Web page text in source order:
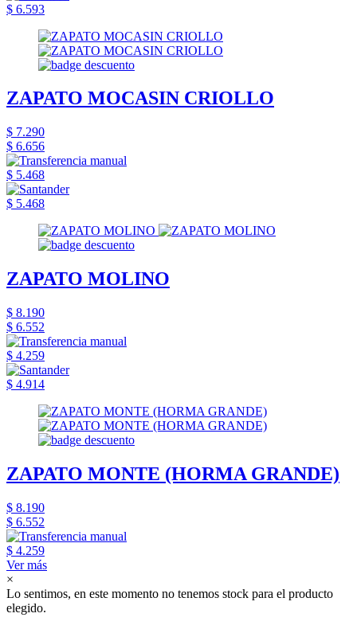
$ 6.593
ZAPATO MOCASIN CRIOLLO
$ 7.290
$ 6.656
$ 5.468
$ 5.468
ZAPATO MOLINO
$ 8.190
$ 6.552
$ 4.259
$ 4.914
ZAPATO MONTE (HORMA GRANDE)
$ 8.190
$ 6.552
$ 4.259
Ver más
×
Lo sentimos, en este momento no tenemos stock para el producto
elegido.